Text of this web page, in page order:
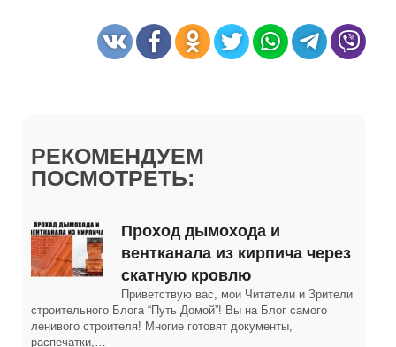
РЕКОМЕНДУЕМ
ПОСМОТРЕТЬ:
Проход дымохода и
вентканала из кирпича через
скатную кровлю
Приветствую вас, мои Читатели и Зрители
строительного Блога “Путь Домой”! Вы на Блог самого
ленивого строителя! Многие готовят документы,
распечатки,…